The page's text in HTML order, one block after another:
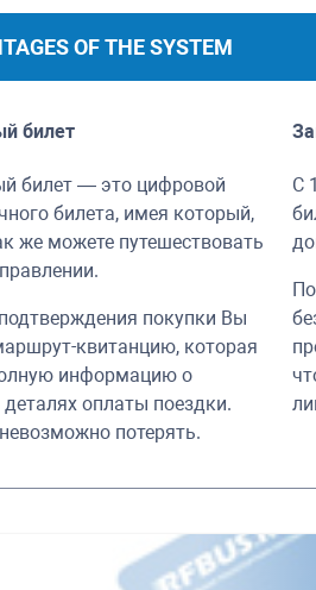
OF THE SYSTEM
билет
билет — это цифровой
билета, имея который,
же можете путешествовать
покупки Вы
квитанцию, которая
информацию о
оплаты поездки.
потерять.
С